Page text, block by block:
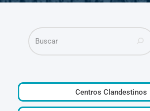
Centros Clandestinos